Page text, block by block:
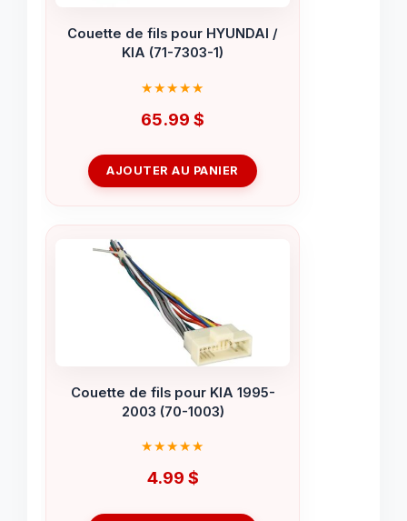
Couette de fils pour HYUNDAI /
KIA (71-7303-1)
65.99 $
AJOUTER AU PANIER
Couette de fils pour KIA 1995-
2003 (70-1003)
4.99 $